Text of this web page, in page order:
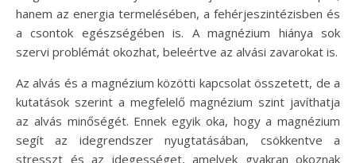
hanem az energia termelésében, a fehérjeszintézisben és
a csontok egészségében is. A magnézium hiánya sok
szervi problémát okozhat, beleértve az alvási zavarokat is.
Az alvás és a magnézium közötti kapcsolat összetett, de a
kutatások szerint a megfelelő magnézium szint javíthatja
az alvás minőségét. Ennek egyik oka, hogy a magnézium
segít az idegrendszer nyugtatásában, csökkentve a
stresszt és az idegességet, amelyek gyakran okoznak